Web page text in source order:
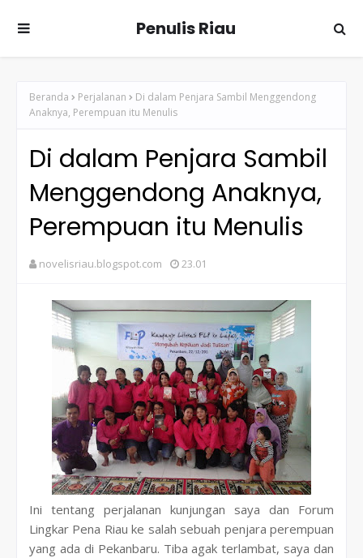
Penulis Riau
Beranda Perjalanan
Di dalam Penjara Sambil Menggendong
Anaknya, Perempuan itu Menulis
Di dalam Penjara Sambil
Menggendong Anaknya,
Perempuan itu Menulis
novelisriau.blogspot.com 23.01
Ini tentang perjalanan kunjungan saya dan Forum
Lingkar Pena Riau ke salah sebuah penjara perempuan
yang ada di Pekanbaru. Tiba agak terlambat, saya dan